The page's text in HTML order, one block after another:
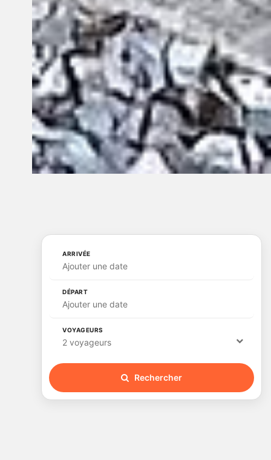
ARRIVÉE
Ajouter une date
DÉPART
Ajouter une date
VOYAGEURS
2 voyageurs
Rechercher